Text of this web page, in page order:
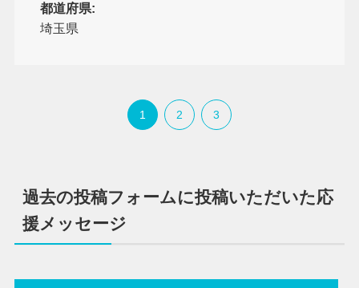
都道府県:
埼玉県
1 2 3
過去の投稿フォームに投稿いただいた応
援メッセージ